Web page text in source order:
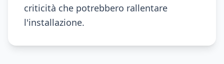
criticità che potrebbero rallentare
l'installazione.